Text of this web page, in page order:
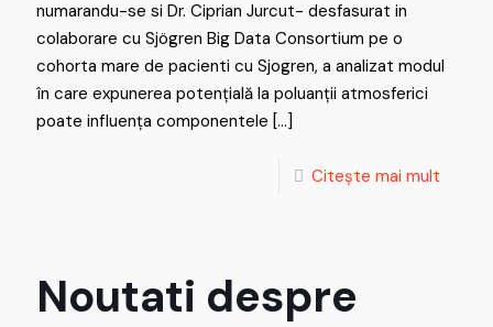
numarandu-se si Dr. Ciprian Jurcut- desfasurat in
colaborare cu Sjögren Big Data Consortium pe o
cohorta mare de pacienti cu Sjogren, a analizat modul
în care expunerea potențială la poluanții atmosferici
poate influența componentele […]
Citește mai mult
Noutati despre